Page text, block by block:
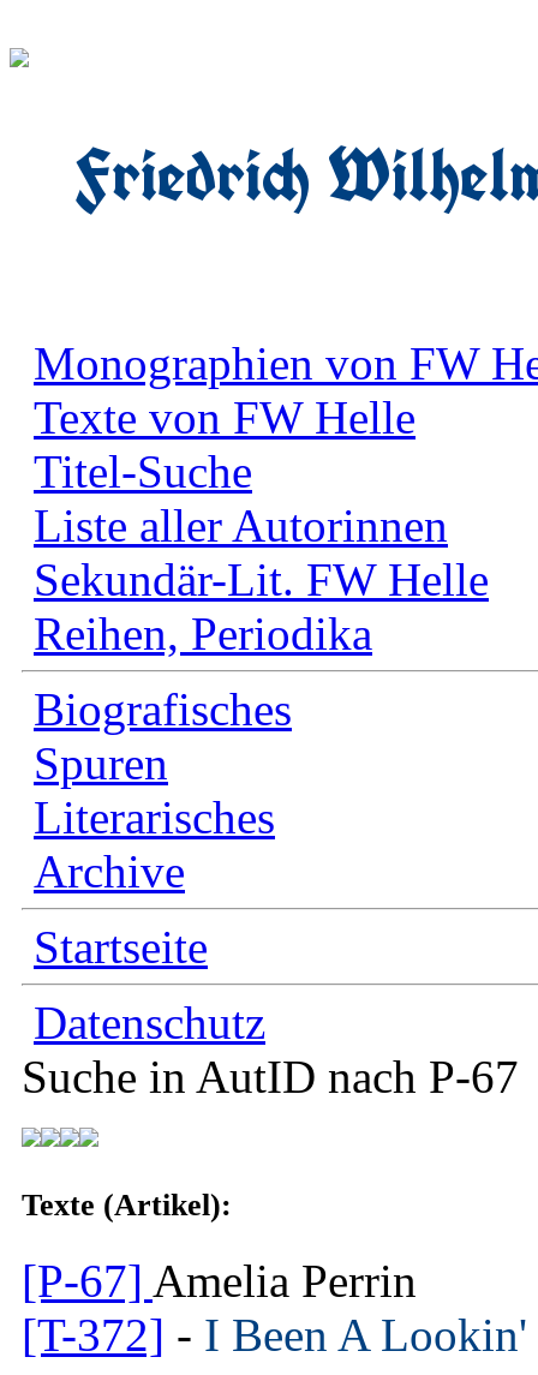
Friedrich
Monographien von FW
Texte von FW Helle
Titel-Suche
Liste aller Autorinnen
Sekundär-Lit. FW Helle
Reihen, Periodika
Biografisches
Spuren
Literarisches
Archive
Startseite
Datenschutz
Suche in AutID nach P-67
Texte (Artikel):
[P-67] Amelia Perrin
[T-372] - I Been A Lookin'